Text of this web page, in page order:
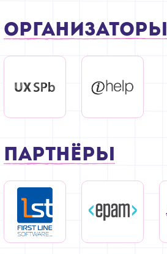
Организаторы
Партнёры